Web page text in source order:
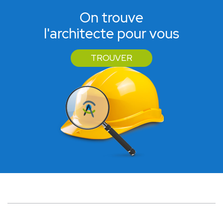
On trouve
l'architecte pour vous
TROUVER